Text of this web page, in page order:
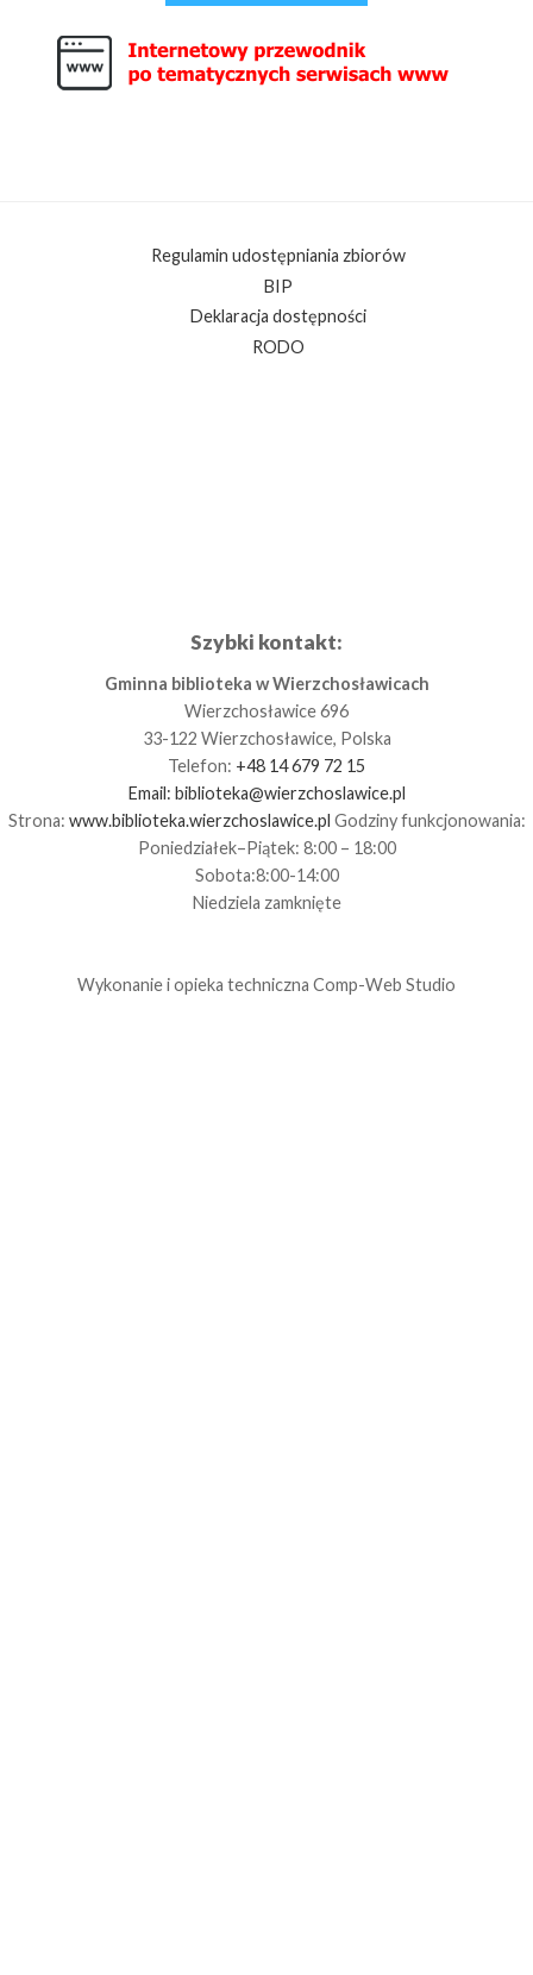
Regulamin udostępniania zbiorów
BIP
Deklaracja dostępności
RODO
Szybki kontakt:
Gminna biblioteka w Wierzchosławicach
Wierzchosławice 696
33-122 Wierzchosławice, Polska
Telefon: +48 14 679 72 15
Email: biblioteka@wierzchoslawice.pl
Strona: www.biblioteka.wierzchoslawice.pl Godziny funkcjonowania:
Poniedziałek–Piątek: 8:00 – 18:00
Sobota:8:00-14:00
Niedziela zamknięte
Wykonanie i opieka techniczna Comp-Web Studio